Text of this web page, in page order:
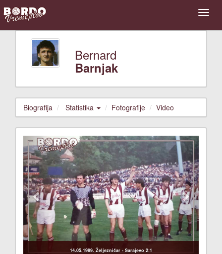
Bernard
Barnjak
Biografija Statistika Fotografije Video
14.05.1989. Željezničar - Sarajevo 2:1
Previous Next